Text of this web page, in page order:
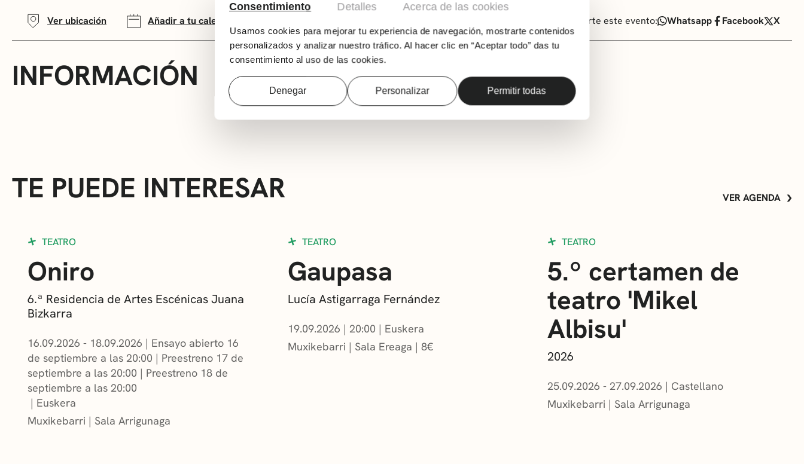
Consentimiento Detalles Acerca de las cookies
Usamos cookies para mejorar tu experiencia de navegación, mostrarte contenidos
personalizados y analizar nuestro tráfico. Al hacer clic en “Aceptar todo” das tu
consentimiento al uso de las cookies.
Denegar Personalizar Permitir todas
Ver ubicación Añadir a tu calendario Comparte este evento: Whatsapp Facebook X
INFORMACIÓN
Yarleku Teatro
TE PUEDE INTERESAR VER AGENDA
TEATRO
Oniro
6.ª Residencia de Artes Escénicas Juana
Bizkarra
16.09.2026 - 18.09.2026 | Ensayo abierto 16
de septiembre a las 20:00 | Preestreno 17 de
septiembre a las 20:00 | Preestreno 18 de
septiembre a las 20:00
Euskera
Muxikebarri | Sala Arrigunaga
TEATRO
Gaupasa
Lucía Astigarraga Fernández
19.09.2026 | 20:00
Euskera
Muxikebarri | Sala Ereaga 8€
TEATRO
5.º certamen de
teatro 'Mikel
Albisu'
2026
25.09.2026 - 27.09.2026
Castellano
Muxikebarri | Sala Arrigunaga